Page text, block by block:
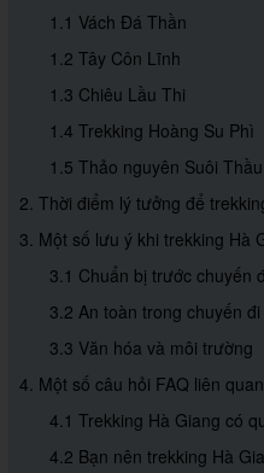
1.1 Vách Đá Thần
1.2 Tây Côn Lĩnh
1.3 Chiêu Lầu Thi
1.4 Trekking Hoàng Su Phì
1.5 Thảo nguyên Suôi Thầu
2. Thời điểm lý tưởng để
3. Một số lưu ý khi trekking Hà
3.1 Chuẩn bị trước chuyến
3.2 An toàn trong chuyến đi
3.3 Văn hóa và môi trường
4. Một số câu hỏi FAQ liên
4.1 Trekking Hà Giang có
4.2 Bạn nên trekking Hà